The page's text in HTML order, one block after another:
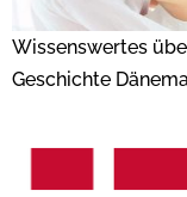
Wissenswertes
Geschichte